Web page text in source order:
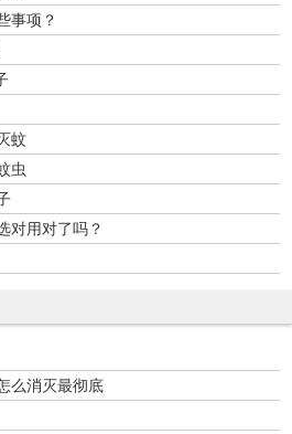
事项？
蚊
虫
对用对了吗？
么消灭最彻底